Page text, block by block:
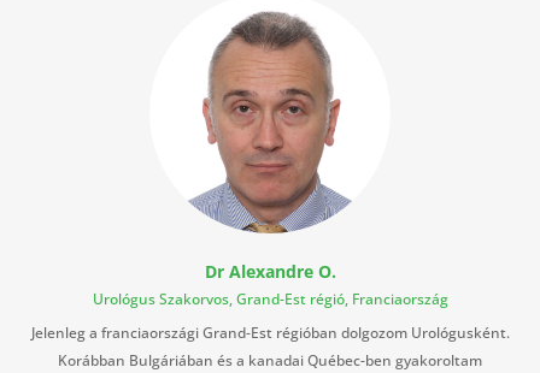
köszönhetően az ügyintézést és a szükséges kommunikációt nehézség
nélkül le tudtuk bonyolítani.
A mobilitási projektünk során végig gondos figyelmet, folyamatos
támogatást és kiváló kommunikációt élvezhettünk.
Választásunk örömmel és elégedettséggel tölt el bennünket, és jó szívvel
ajánljuk a Bora EGV-t mindenkinek, aki hasonló projektet tervez.
Dr Alexandre O.
Urológus Szakorvos, Grand-Est régió, Franciaország
Jelenleg a franciaországi Grand-Est régióban dolgozom Urológusként.
Korábban Bulgáriában és a kanadai Québec-ben gyakoroltam